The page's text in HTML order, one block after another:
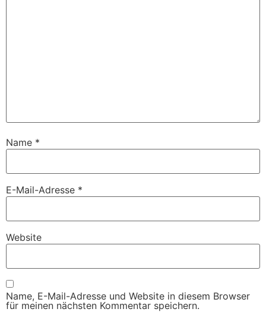
Name *
E-Mail-Adresse *
Website
Name, E-Mail-Adresse und Website in diesem Browser
für meinen nächsten Kommentar speichern.